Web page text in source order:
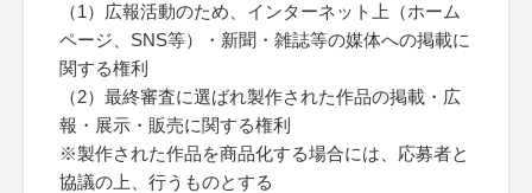
（1）広報活動のため、インターネット上（ホーム
ページ、SNS等）・新聞・雑誌等の媒体への掲載に
関する権利
（2）最終審査に選ばれ製作された作品の掲載・広
報・展示・販売に関する権利
※製作された作品を商品化する場合には、応募者と
協議の上、行うものとする